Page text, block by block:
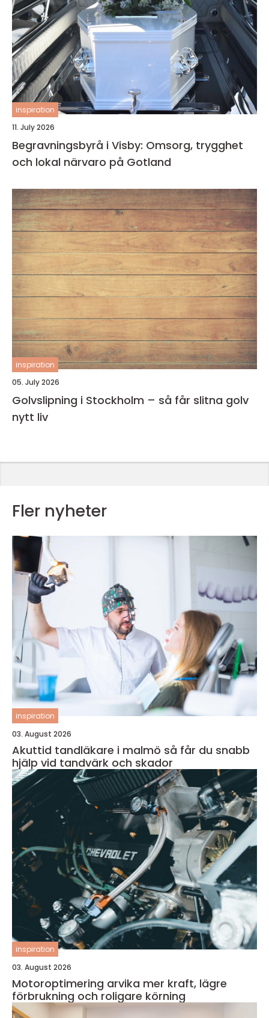
inspiration
11. July 2026
Begravningsbyrå i Visby: Omsorg, trygghet
och lokal närvaro på Gotland
inspiration
05. July 2026
Golvslipning i Stockholm – så får slitna golv
nytt liv
Fler nyheter
inspiration
03. August 2026
Akuttid tandläkare i malmö så får du snabb
hjälp vid tandvärk och skador
inspiration
03. August 2026
Motoroptimering arvika mer kraft, lägre
förbrukning och roligare körning